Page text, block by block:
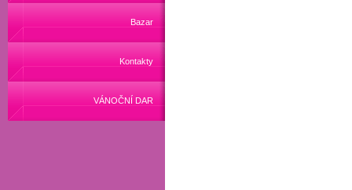
Bazar
Kontakty
VÁNOČNÍ DAR